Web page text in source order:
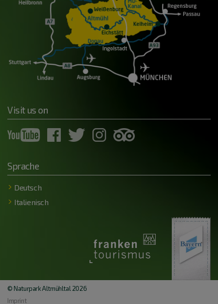
Visit us on
Sprache
Deutsch
Italienisch
© Naturpark Altmühltal 2026
Imprint